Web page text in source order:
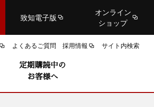
致知電子版
オンライン
ショップ
よくあるご質問 採用情報 サイト内検索
定期購読中の
お客様へ